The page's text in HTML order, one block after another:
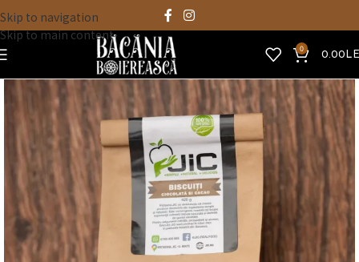
Skip to navigation
Skip to main content
0
0.00